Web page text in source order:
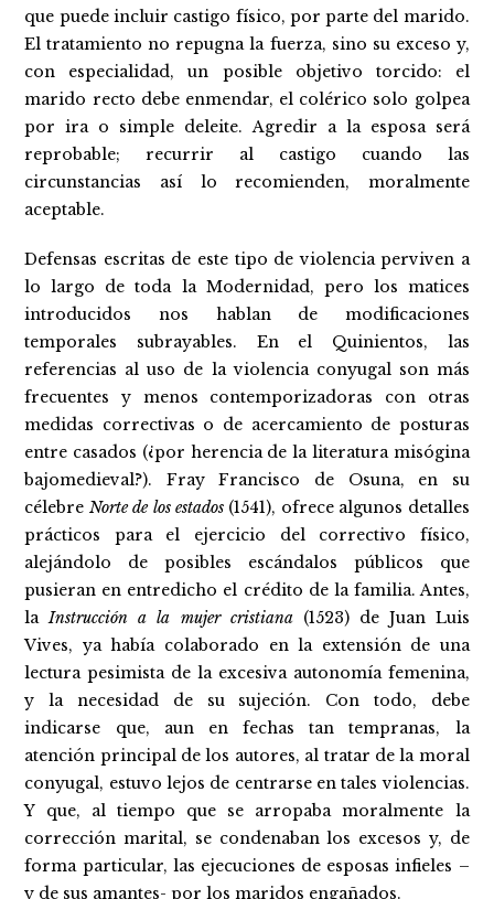
que puede incluir castigo físico, por parte del marido.
El tratamiento no repugna la fuerza, sino su exceso y,
con especialidad, un posible objetivo torcido: el
marido recto debe enmendar, el colérico solo golpea
por ira o simple deleite. Agredir a la esposa será
reprobable; recurrir al castigo cuando las
circunstancias así lo recomienden, moralmente
aceptable.
Defensas escritas de este tipo de violencia perviven a
lo largo de toda la Modernidad, pero los matices
introducidos nos hablan de modificaciones
temporales subrayables. En el Quinientos, las
referencias al uso de la violencia conyugal son más
frecuentes y menos contemporizadoras con otras
medidas correctivas o de acercamiento de posturas
entre casados (¿por herencia de la literatura misógina
bajomedieval?). Fray Francisco de Osuna, en su
célebre Norte de los estados (1541), ofrece algunos detalles
prácticos para el ejercicio del correctivo físico,
alejándolo de posibles escándalos públicos que
pusieran en entredicho el crédito de la familia. Antes,
laInstrucción a la mujer cristiana(1523) de Juan Luis
Vives, ya había colaborado en la extensión de una
lectura pesimista de la excesiva autonomía femenina,
y la necesidad de su sujeción. Con todo, debe
indicarse que, aun en fechas tan tempranas, la
atención principal de los autores, al tratar de la moral
conyugal, estuvo lejos de centrarse en tales violencias.
Y que, al tiempo que se arropaba moralmente la
corrección marital, se condenaban los excesos y, de
forma particular, las ejecuciones de esposas infieles –
y de sus amantes- por los maridos engañados.